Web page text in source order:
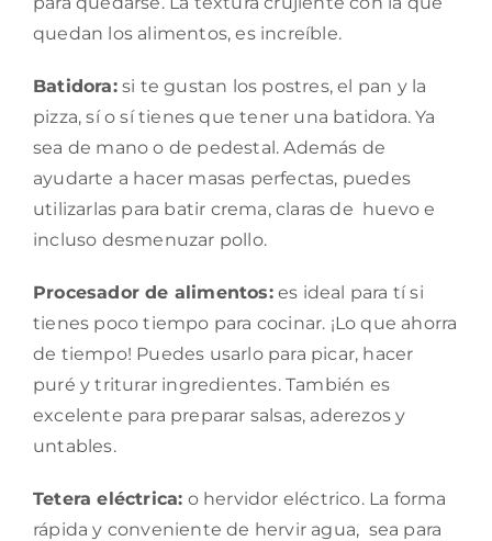
quedan los alimentos, es increíble.
Batidora:si te gustan los postres, el pan y la
pizza, sí o sí tienes que tener una batidora. Ya
sea de mano o de pedestal. Además de
ayudarte a hacer masas perfectas, puedes
utilizarlas para batir crema, claras de huevo e
incluso desmenuzar pollo.
Procesador de alimentos:es ideal para tí si
tienes poco tiempo para cocinar. ¡Lo que ahorra
de tiempo! Puedes usarlo para picar, hacer
puré y triturar ingredientes. También es
excelente para preparar salsas, aderezos y
untables.
Tetera eléctrica: o hervidor eléctrico. La forma
rápida y conveniente de hervir agua, sea para